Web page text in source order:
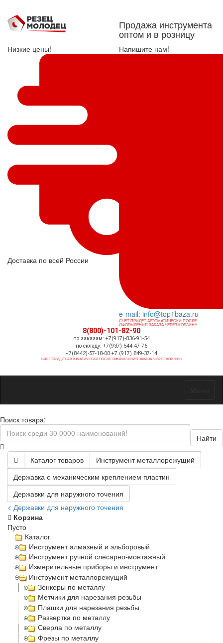
Продажа инструмента
оптом и в розницу
Низкие цены!
Доставка по всей России
Напишите нам!
e-mail: info@top1baza.ru
СЧЕТ ПРИДЕТ АВТОМАТИЧЕСКИ ПОСЛЕ
ОФОРМЛЕНИЯ ЗАКАЗА ЧЕРЕЗ КОРЗИНУ
8(800)-101-82-90
по заказам: +7(917)-836-91-54
по складу: +7(937)-544-47-76
+7(8442)-57-18-00 +7 (917) 849-37-14
СЧЕТ ПРИДЕТ АВТОМАТИЧЕСКИ ПОСЛЕ ОФОРМЛЕНИЯ ЗАКАЗА ЧЕРЕЗ КОРЗИНУ
Поиск товара:
Найти
Каталог товаров
Инструмент металлорежущий
Державка с механическим креплением пластин
Державки для наружного точения
< Державки для наружного точения
Корзина
Пусто
Каталог
Инструмент алмазный и эльборовый
Инструмент ручной слесарно-монтажный
Измерительные приборы и инструмент
Инструмент металлорежущий
Зенкеры по металлу
Метчики для нарезания резьбы
Плашки для нарезания резьбы
Развертка по металлу
Сверла по металлу
Фрезы по металлу